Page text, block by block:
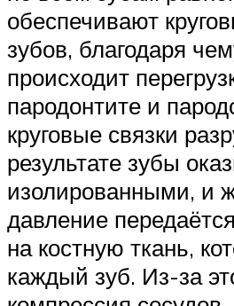
обеспечивают
зубов, благодаря
происходит
пародонтите и
круговые связки
результате зубы
изолированными, и
давление
на костную ткань,
каждый зуб. Из-за